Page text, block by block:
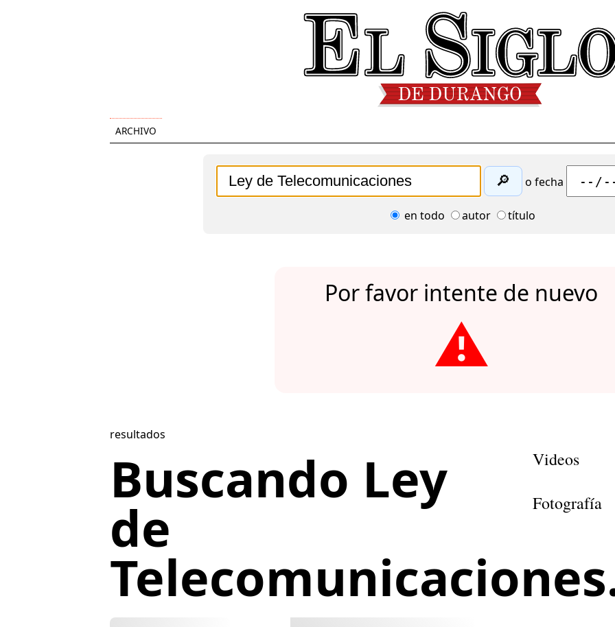
ARCHIVO
🔎 o fecha
en todo autor título
Por favor intente de nuevo
⚠️
resultados
Buscando Ley
de
Videos
Fotografía